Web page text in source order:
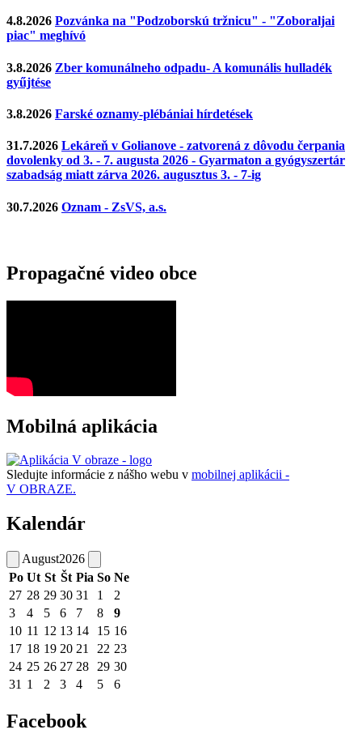
4.8.2026 Pozvánka na "Podzoborskú tržnicu" - "Zoboraljai
piac" meghívó
3.8.2026 Zber komunálneho odpadu- A komunális hulladék
gyűjtése
3.8.2026 Farské oznamy-plébániai hírdetések
31.7.2026 Lekáreň v Golianove - zatvorená z dôvodu čerpania
dovolenky od 3. - 7. augusta 2026 - Gyarmaton a gyógyszertár
szabadság miatt zárva 2026. augusztus 3. - 7-ig
30.7.2026 Oznam - ZsVS, a.s.
Propagačné video obce
Mobilná aplikácia
Sledujte informácie z nášho webu v mobilnej aplikácii -
V OBRAZE.
Kalendár
August2026
Po Ut St Št Pia So Ne
27 28 29 30 31 1
2
3
4 5 6 7 8
9
10 11 12 13 14 15 16
17 18 19 20 21 22 23
24 25 26 27 28 29 30
31 1 2 3 4 5 6
Facebook